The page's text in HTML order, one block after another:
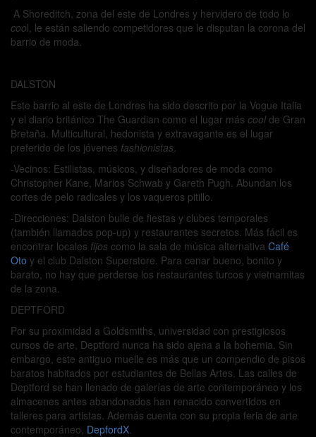
A Shoreditch, zona del este de Londres y hervidero de todo lo
cool, le están saliendo competidores que le disputan la corona del
barrio de moda.
DALSTON
Este barrio al este de Londres ha sido descrito por la Vogue Italia
y el diario británico The Guardian como el lugar más coolde Gran
Bretaña. Multicultural, hedonista y extravagante es el lugar
preferido de los jóvenes fashionistas
-Vecinos: Estilistas, músicos, y diseñadores de moda como
Christopher Kane, Marios Schwab y Gareth Pugh. Abundan los
cortes de pelo radicales y los vaqueros pitillo.
-Direcciones: Dalston bulle de fiestas y clubes temporales
(también llamados pop-up) y restaurantes secretos. Más fácil es
encontrar locales fijos como la sala de música alternativa Café
Oto y el club Dalston Superstore. Para cenar bueno, bonito y
barato, no hay que perderse los restaurantes turcos y vietnamitas
de la zona.
DEPTFORD
Por su proximidad a Goldsmiths, universidad con prestigiosos
cursos de arte, Deptford nunca ha sido ajena a la bohemia. Sin
embargo, este antiguo muelle es más que un compendio de pisos
baratos habitados por estudiantes de Bellas Artes. Las calles de
Deptford se han llenado de galerías de arte contemporáneo y los
almacenes antes abandonados han renacido convertidos en
talleres para artistas. Además cuenta con su propia feria de arte
contemporáneo, DepfordX